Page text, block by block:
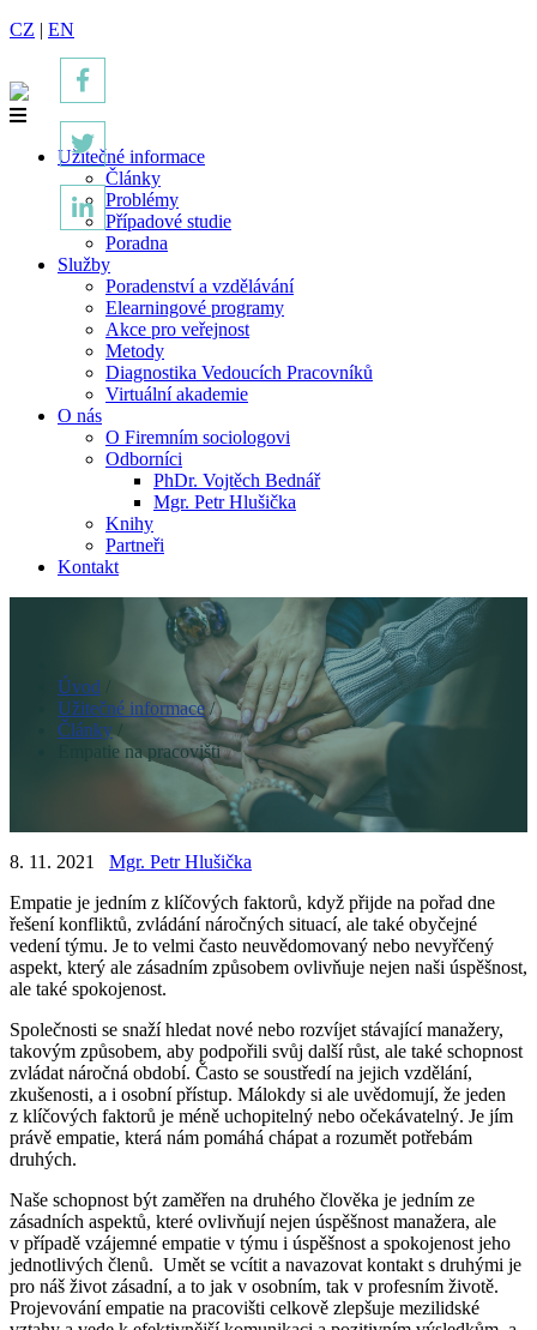
CZ | EN
Užitečné informace
Články
Problémy
Případové studie
Poradna
Služby
Poradenství a vzdělávání
Elearningové programy
Akce pro veřejnost
Metody
Diagnostika Vedoucích Pracovníků
Virtuální akademie
O nás
O Firemním sociologovi
Odborníci
PhDr. Vojtěch Bednář
Mgr. Petr Hlušička
Knihy
Partneři
Kontakt
Úvod
Užitečné informace /
Články /
Empatie na pracovišti
8. 11. 2021
Mgr. Petr Hlušička
Empatie je jedním z klíčových faktorů, když přijde na pořad dne
řešení konfliktů, zvládání náročných situací, ale také obyčejné
vedení týmu. Je to velmi často neuvědomovaný nebo nevyřčený
aspekt, který ale zásadním způsobem ovlivňuje nejen naši úspěšnost,
ale také spokojenost.
Společnosti se snaží hledat nové nebo rozvíjet stávající manažery,
takovým způsobem, aby podpořili svůj další růst, ale také schopnost
zvládat náročná období. Často se soustředí na jejich vzdělání,
zkušenosti, a i osobní přístup. Málokdy si ale uvědomují, že jeden
z klíčových faktorů je méně uchopitelný nebo očekávatelný. Je jím
právě empatie, která nám pomáhá chápat a rozumět potřebám
druhých.
Naše schopnost být zaměřen na druhého člověka je jedním ze
zásadních aspektů, které ovlivňují nejen úspěšnost manažera, ale
v případě vzájemné empatie v týmu i úspěšnost a spokojenost jeho
jednotlivých členů. Umět se vcítit a navazovat kontakt s druhými je
pro náš život zásadní, a to jak v osobním, tak v profesním životě.
Projevování empatie na pracovišti celkově zlepšuje mezilidské